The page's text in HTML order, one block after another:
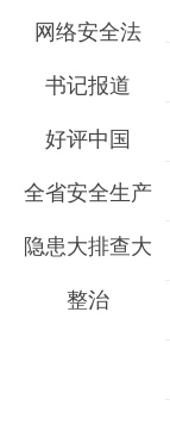
网络安全法
书记报道
好评中国
全省安全生产
隐患大排查大
整治